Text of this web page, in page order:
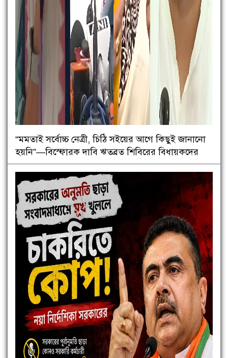
“মমতাই সর্বোচ্চ নেত্রী, চিঠি সইয়ের আগে কিছুই জানানো
হয়নি”—বিস্ফোরক দাবি ঋতব্রত শিবিরের বিধায়কদের